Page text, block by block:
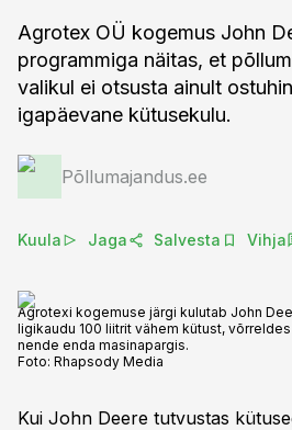
Agrotex OÜ kogemus John
programmiga näitas, et
valikul ei otsusta ainult
igapäevane kütusekulu.
Põllumajandus.ee
Kuula Jaga Salvesta Vihja
Agrotexi kogemuse järgi kulutab John
ligikaudu 100 liitrit vähem kütust,
nende enda masinapargis.
Foto: Rhapsody Media
Kui John Deere tutvustas